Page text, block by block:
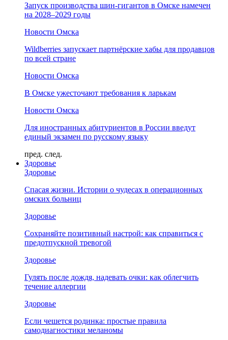
Запуск производства шин-гигантов в Омске намечен
на 2028–2029 годы
Новости Омска
Wildberries запускает партнёрские хабы для продавцов
по всей стране
Новости Омска
В Омске ужесточают требования к ларькам
Новости Омска
Для иностранных абитуриентов в России введут
единый экзамен по русскому языку
пред. след.
Здоровье
Здоровье
Спасая жизни. Истории о чудесах в операционных
омских больниц
Здоровье
Сохраняйте позитивный настрой: как справиться с
предотпускной тревогой
Здоровье
Гулять после дождя, надевать очки: как облегчить
течение аллергии
Здоровье
Если чешется родинка: простые правила
самодиагностики меланомы